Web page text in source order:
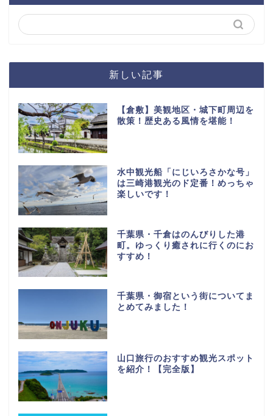
新しい記事
【倉敷】美観地区・城下町周辺を
散策！歴史ある風情を堪能！
水中観光船「にじいろさかな号」
は三崎港観光のド定番！めっちゃ
楽しいです！
千葉県・千倉はのんびりした港
町。ゆっくり癒されに行くのにお
すすめ！
千葉県・御宿という街についてま
とめてみました！
山口旅行のおすすめ観光スポット
を紹介！【完全版】